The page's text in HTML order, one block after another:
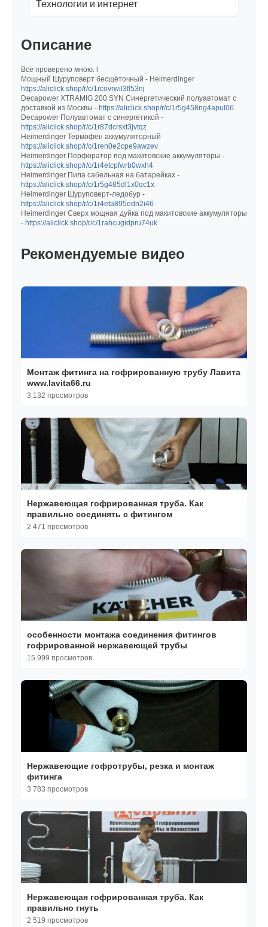
Технологии и интернет
Описание
Всё проверено мною. l
Мощный Шуруповерт бесщёточный - Heimerdinger
https://aliclick.shop/r/c/1rcovrwil3fl53nj
Decapower XTRAMIG 200 SYN Синергетический полуавтомат с
доставкой из Москвы - https://aliclick.shop/r/c/1r5g458ng4apul06
Decapower Полуавтомат с синергетикой -
https://aliclick.shop/r/c/1r87dcrsxt3jvtqz
Heimerdinger Термофен аккумуляторный
https://aliclick.shop/r/c/1ren0e2cpe9awzev
Heimerdinger Перфоратор под макитовские аккумуляторы -
https://aliclick.shop/r/c/1r4etcpfwrb0wxh4
Heimerdinger Пила сабельная на батарейках -
https://aliclick.shop/r/c/1r5g485dl1x0qc1x
Heimerdinger Шуруповерт-ледобур -
https://aliclick.shop/r/c/1r4eta895edn2i46
Heimerdinger Сверх мощная дуйка под макитовские аккумуляторы
- https://aliclick.shop/r/c/1rahcugidpru74uk
Рекомендуемые видео
Монтаж фитинга на гофрированную трубу Лавита
www.lavita66.ru
3 132 просмотров
Нержавеющая гофрированная труба. Как
правильно соединять с фитингом
2 471 просмотров
особенности монтажа соединения фитингов
гофрированной нержавеющей трубы
15 999 просмотров
Нержавеющие гофротрубы, резка и монтаж
фитинга
3 783 просмотров
Нержавеющая гофрированная труба. Как
правильно гнуть
2 519 просмотров